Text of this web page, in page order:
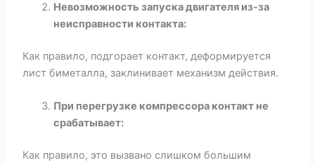
Невозможность запуска двигателя из-за
неисправности контакта:
Как правило, подгорает контакт, деформируется
лист биметалла, заклинивает механизм действия.
При перегрузке компрессора контакт не
срабатывает:
Как правило, это вызвано слишком большим